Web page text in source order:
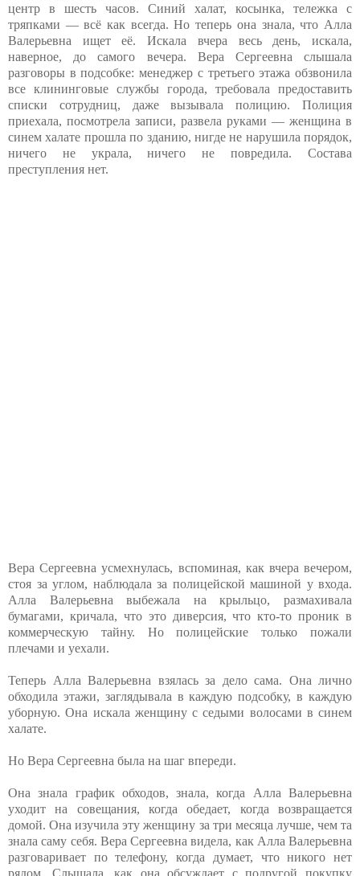
центр в шесть часов. Синий халат, косынка, тележка с
тряпками — всё как всегда. Но теперь она знала, что Алла
Валерьевна ищет её. Искала вчера весь день, искала,
наверное, до самого вечера. Вера Сергеевна слышала
разговоры в подсобке: менеджер с третьего этажа обзвонила
все клининговые службы города, требовала предоставить
списки сотрудниц, даже вызывала полицию. Полиция
приехала, посмотрела записи, развела руками — женщина в
синем халате прошла по зданию, нигде не нарушила порядок,
ничего не украла, ничего не повредила. Состава
преступления нет.
Вера Сергеевна усмехнулась, вспоминая, как вчера вечером,
стоя за углом, наблюдала за полицейской машиной у входа.
Алла Валерьевна выбежала на крыльцо, размахивала
бумагами, кричала, что это диверсия, что кто-то проник в
коммерческую тайну. Но полицейские только пожали
плечами и уехали.
Теперь Алла Валерьевна взялась за дело сама. Она лично
обходила этажи, заглядывала в каждую подсобку, в каждую
уборную. Она искала женщину с седыми волосами в синем
халате.
Но Вера Сергеевна была на шаг впереди.
Она знала график обходов, знала, когда Алла Валерьевна
уходит на совещания, когда обедает, когда возвращается
домой. Она изучила эту женщину за три месяца лучше, чем та
знала саму себя. Вера Сергеевна видела, как Алла Валерьевна
разговаривает по телефону, когда думает, что никого нет
рядом. Слышала, как она обсуждает с подругой покупку